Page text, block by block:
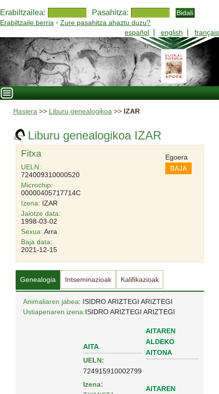
Erabiltzailea: Pasahitza:
Erabiltzaile berria - Zure pasahitza ahaztu duzu?
español
english français
Hasiera>> Liburu genealogikoa>> IZAR
Liburu genealogikoa IZAR
Fitxa
UELN:
724009310000520
Microchip:
00000405717714C
Izena: IZAR
Jaiotze data:
1998-03-02
Sexua: Arra
Egoera
BAJA
Baja data:
2021-12-15
Genealogia Intseminazioak Kalifikazioak
Animaliaren jabea: ISIDRO ARIZTEGI ARIZTEGI
Ustiapenaren izena:ISIDRO ARIZTEGI ARIZTEGI
AITA
UELN:
724915910002799
Izena:
AITAREN
ALDEKO
AITONA
AITAREN